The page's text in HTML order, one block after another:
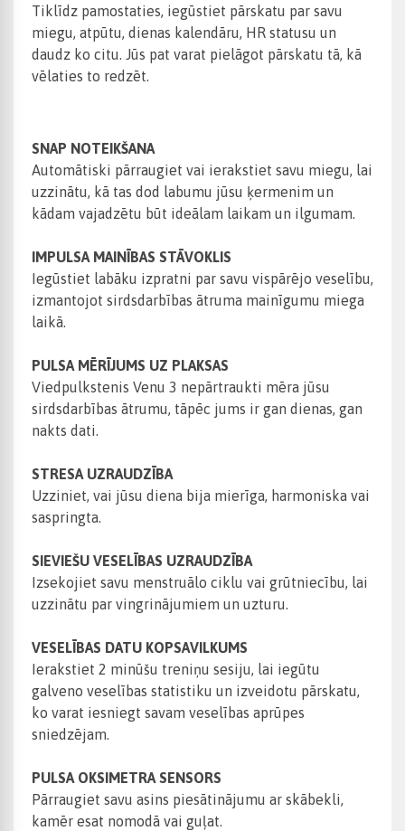
Tiklīdz pamostaties, iegūstiet pārskatu par savu
miegu, atpūtu, dienas kalendāru, HR statusu un
daudz ko citu. Jūs pat varat pielāgot pārskatu tā, kā
vēlaties to redzēt.
SNAP NOTEIKŠANA
Automātiski pārraugiet vai ierakstiet savu miegu, lai
uzzinātu, kā tas dod labumu jūsu ķermenim un
kādam vajadzētu būt ideālam laikam un ilgumam.
IMPULSA MAINĪBAS STĀVOKLIS
Iegūstiet labāku izpratni par savu vispārējo veselību,
izmantojot sirdsdarbības ātruma mainīgumu miega
laikā.
PULSA MĒRĪJUMS UZ PLAKSAS
Viedpulkstenis Venu 3 nepārtraukti mēra jūsu
sirdsdarbības ātrumu, tāpēc jums ir gan dienas, gan
nakts dati.
STRESA UZRAUDZĪBA
Uzziniet, vai jūsu diena bija mierīga, harmoniska vai
saspringta.
SIEVIEŠU VESELĪBAS UZRAUDZĪBA
Izsekojiet savu menstruālo ciklu vai grūtniecību, lai
uzzinātu par vingrinājumiem un uzturu.
VESELĪBAS DATU KOPSAVILKUMS
Ierakstiet 2 minūšu treniņu sesiju, lai iegūtu
galveno veselības statistiku un izveidotu pārskatu,
ko varat iesniegt savam veselības aprūpes
sniedzējam.
PULSA OKSIMETRA SENSORS
Pārraugiet savu asins piesātinājumu ar skābekli,
kamēr esat nomodā vai guļat.